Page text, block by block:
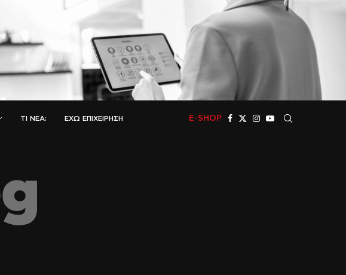
ΤΙ ΝΈΑ; ΈΧΩ ΕΠΙΧΕΊΡΗΣΗ E-SHOP